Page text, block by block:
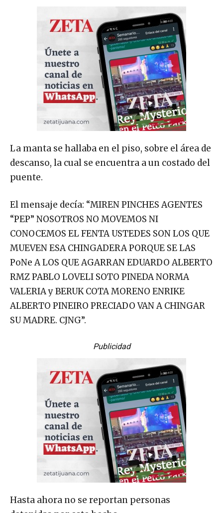
La manta se hallaba en el piso, sobre el área de
descanso, la cual se encuentra a un costado del
puente.
El mensaje decía: “MIREN PINCHES AGENTES
“PEP” NOSOTROS NO MOVEMOS NI
CONOCEMOS EL FENTA USTEDES SON LOS QUE
MUEVEN ESA CHINGADERA PORQUE SE LAS
PoNe A LOS QUE AGARRAN EDUARDO ALBERTO
RMZ PABLO LOVELI SOTO PINEDA NORMA
VALERIA y BERUK COTA MORENO ENRIKE
ALBERTO PINEIRO PRECIADO VAN A CHINGAR
SU MADRE. CJNG”.
Publicidad
Hasta ahora no se reportan personas